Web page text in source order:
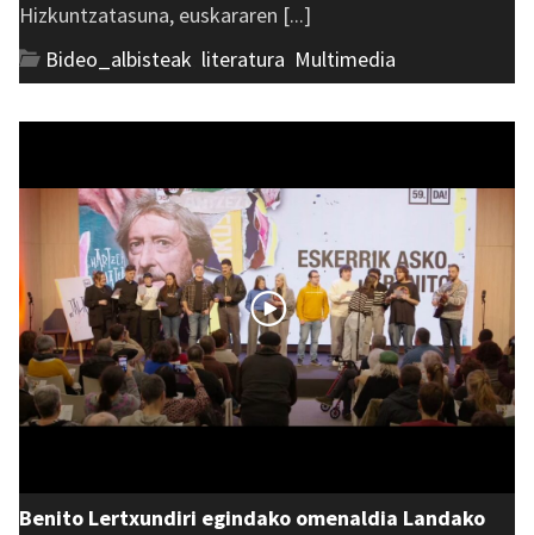
Hizkuntzatasuna, euskararen [...]
Bideo_albisteak literatura Multimedia
Benito Lertxundiri egindako omenaldia Landako